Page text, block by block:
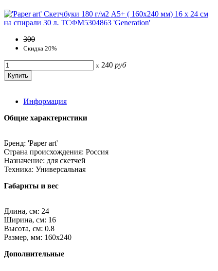
300
Скидка 20%
x 240 руб
Информация
Общие характеристики
Бренд: 'Paper art'
Страна происхождения: Россия
Назначение: для скетчей
Техника: Универсальная
Габариты и вес
Длина, см: 24
Ширина, см: 16
Высота, см: 0.8
Размер, мм: 160х240
Дополнительные